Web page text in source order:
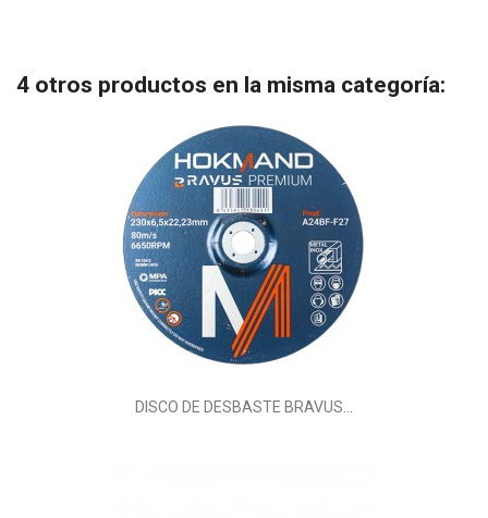
4 otros productos en la misma categoría:
DISCO DE DESBASTE BRAVUS...